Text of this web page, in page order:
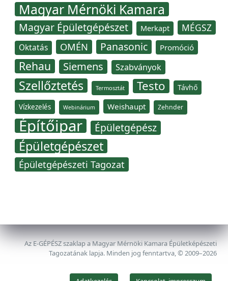
Magyar Mérnöki Kamara
Magyar Épületgépészet Merkapt MÉGSZ
Oktatás OMÉN Panasonic Promóció
Rehau Siemens Szabványok
Szellőztetés Termosztát Testo Távhő
Vízkezelés Webinárium Weishaupt Zehnder
Építőipar Épületgépész
Épületgépészet
Épületgépészeti Tagozat
Az E-GÉPÉSZ szaklap a Magyar Mérnöki Kamara Épületképészeti
Tagozatának lapja. Minden jog fenntartva, © 2009–2026